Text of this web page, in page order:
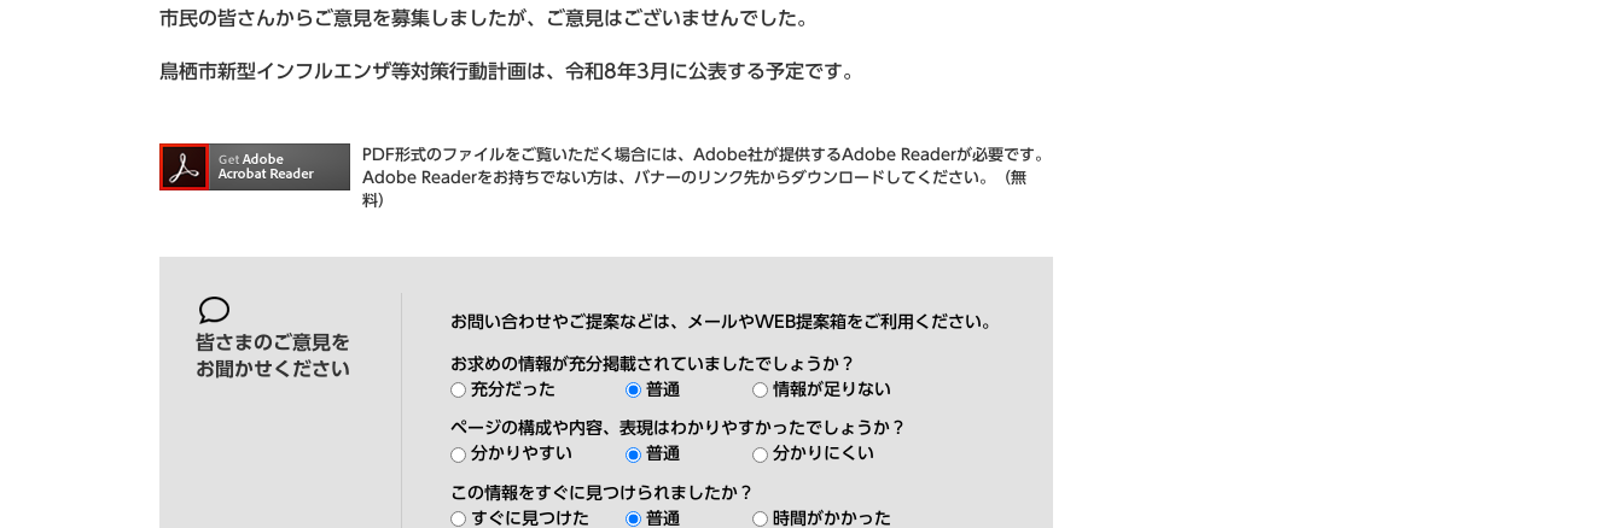
市民の皆さんからご意見を募集しましたが、ご意見はございませんでした。
鳥栖市新型インフルエンザ等対策行動計画は、令和8年3月に公表する予定です。
PDF形式のファイルをご覧いただく場合には、Adobe社が提供するAdobe Readerが必要です。
Adobe Readerをお持ちでない方は、バナーのリンク先からダウンロードしてください。（無
料）
皆さまのご意見を
お聞かせください
お問い合わせやご提案などは、メールやWEB提案箱をご利用ください。
お求めの情報が充分掲載されていましたでしょうか？
充分だった
普通 情報が足りない
ページの構成や内容、表現はわかりやすかったでしょうか？
分かりやすい
普通 分かりにくい
この情報をすぐに見つけられましたか？
すぐに見つけた
普通 時間がかかった